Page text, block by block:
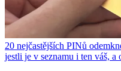
20 nejčastějších PINů
jestli je v seznamu i ten váš, a